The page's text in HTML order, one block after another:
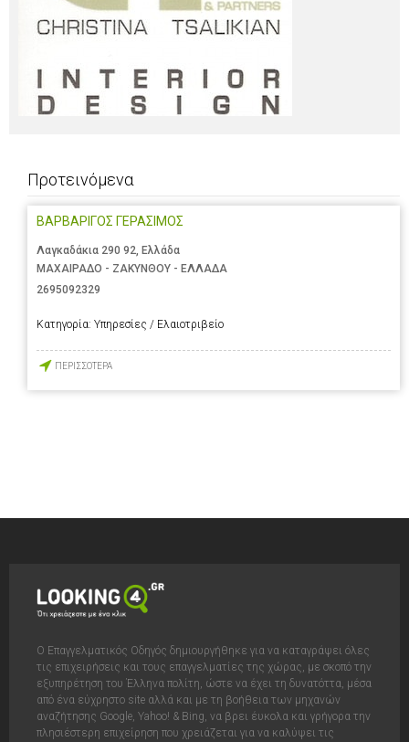
Προτεινόμενα
ΒΑΡΒΑΡΙΓΟΣ ΓΕΡΑΣΙΜΟΣ
Λαγκαδάκια 290 92, Ελλάδα
ΜΑΧΑΙΡΑΔΟ - ΖΑΚΥΝΘΟΥ - ΕΛΛΑΔΑ
2695092329
Κατηγορία: Υπηρεσίες / Ελαιοτριβείο
ΠΕΡΙΣΣΟΤΕΡΑ
Ο Επαγγελματικός Οδηγός δημιουργήθηκε για να καταγράψει όλες
τις επιχειρήσεις και τους επαγγελματίες της χώρας, με σκοπό την
εξυπηρέτηση του Έλληνα πολίτη, ώστε να έχει τη δυνατόττα, μέσα
από ένα εύχρηστο site αλλά και με τη βοήθεια των μηχανών
αναζήτησης Google, Yahoo! & Bing, να βρει έυκολα και γρήγορα την
πλησιέστερη επιχείρηση που χρειάζεται για να καλύψει τις